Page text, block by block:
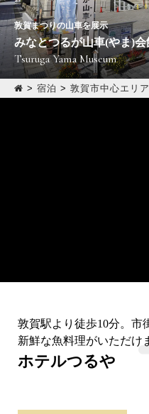
敦賀まつりの山車を展示
みなとつるが山車(やま)会
Tsuruga Yama Museum
> 宿泊 > 敦賀市中心エリア
敦賀駅より徒歩10分。市
新鮮な魚料理がいただけ
ホテルつるや